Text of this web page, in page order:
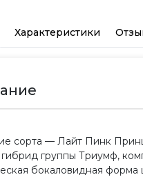
Характеристики
сорта — Лайт Пинк
группы Триумф,
бокаловидная форма